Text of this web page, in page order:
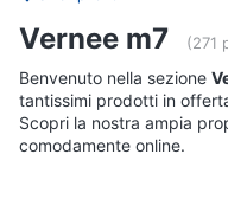
Tv
e
Home
Cinema
iPhone
iPhone
Pro
Max
iPhone
17
Vernee m7 (271
Benvenuto nella sezione
tantissimi prodotti in
Scopri la nostra ampia
comodamente online.